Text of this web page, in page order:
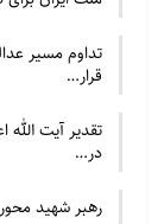
تداوم مسیر
قرار…
تقدیر آیت
در…
رهبر شهید